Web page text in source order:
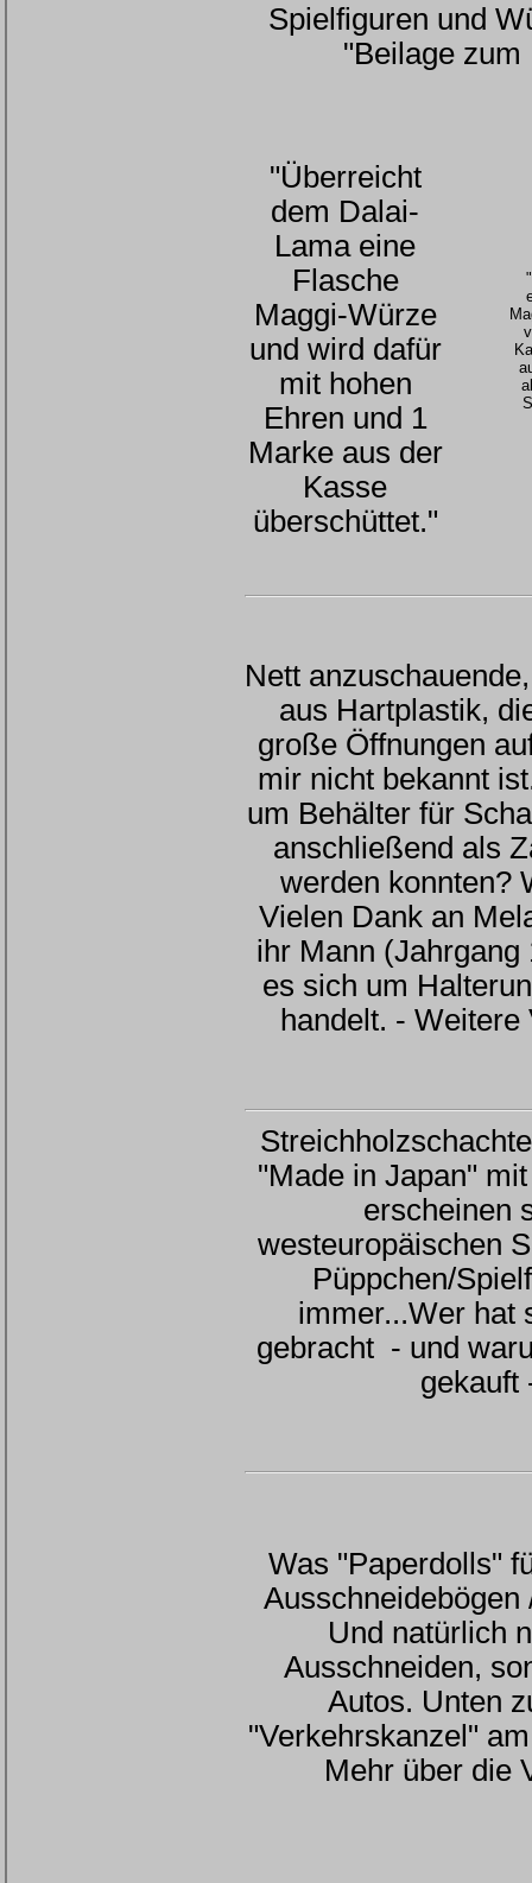
Spielfiguren und
"Beilage
"Überreicht
dem Dalai-
Lama eine
Flasche
Maggi-Würze
und wird dafür
mit hohen
Ehren und 1
Marke aus der
Kasse
überschüttet."
Nett
aus Hartplastik,
große Öffnungen
mir nicht bekannt
um Behälter für
anschließend als
werden konnten?
Vielen Dank an
ihr Mann
es sich um
handelt. -
"Made in Japan"
erscheinen
westeuropäischen
Püppchen/
immer...Wer hat
gebracht - und
gekauft
Was "Paperdolls"
Ausschneidebögen
Und natürlich
Ausschneiden,
Autos. Unten
"Verkehrskanzel"
Mehr über die